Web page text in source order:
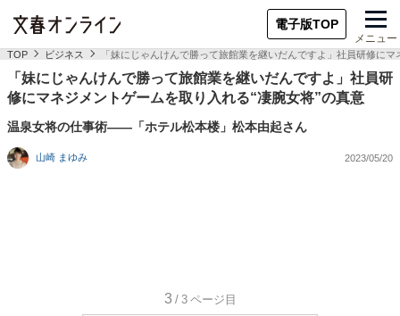
電子版TOP
メニュー
TOP ビジネス 「妹にじゃんけんで勝って旅館業を継いだんですよ」社員研修に
「妹にじゃんけんで勝って旅館業を継いだんですよ」社員研
修にマネジメントゲームを取り入れる“凄腕女将”の真意
温泉女将の仕事術――「ホテル松本楼」松本由起さん
山崎 まゆみ 2023/05/20
3 /3 ページ目